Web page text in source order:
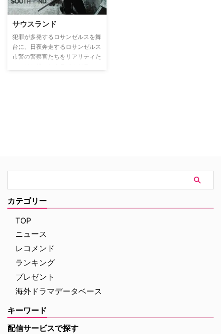
サウスランド
犯罪が多発するロサンゼルスを舞
台に、日夜奔走するロサンゼルス
市警の警察官たちをリアリティた
カテゴリー
TOP
ニュース
レコメンド
ランキング
プレゼント
海外ドラマデータベース
キーワード
配信サービスで探す